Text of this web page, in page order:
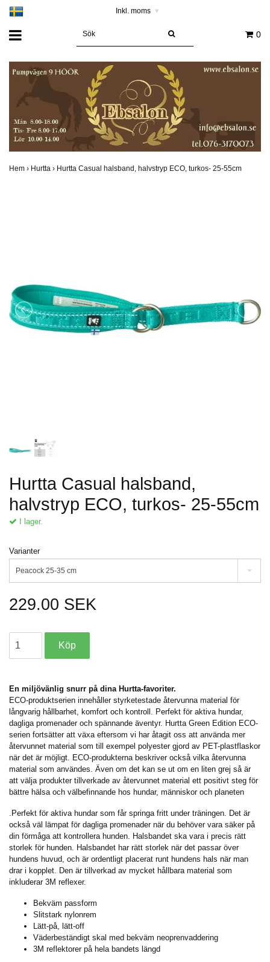
Inkl. moms ▾
0
Hem › Hurtta › Hurtta Casual halsband, halvstryp ECO, turkos- 25-55cm
Hurtta Casual halsband,
halvstryp ECO, turkos- 25-55cm
I lager.
Varianter
Peacock 25-35 cm
229.00 SEK
En miljövänlig snurr på dina Hurtta-favoriter.
ECO-produktserien innehåller styrketestade återvunna material för
långvarig hållbarhet, komfort och kontroll. Perfekt för aktiva hundar,
dagliga promenader och spännande äventyr. Hurtta Green Edition ECO-
serien fortsätter att växa eftersom vi har åtagit oss att använda mer
återvunnet material som till exempel polyester gjord av PET-plastflaskor
när det är möjligt. ECO-produkterna beskriver också vilka återvunna
material som användes. Även om det kan se ut om en liten grej så är
att välja produkter tillverkade av återvunnet material ett positivt steg för
bättre hälsa och välbefinnande hos hundar, människor och planeten
.Perfekt för aktiva hundar som får springa fritt under träningen. Det är
också väl lämpat för dagliga promenader när du behöver vara säker på
din förmåga att kontrollera hunden. Halsbandet ska vara i precis rätt
storlek för hunden. Halsbandet har rätt storlek när det passar över
hundens huvud, och är ordentligt placerat runt hundens hals när man
drar i kopplet. Den är tillverkad av mycket hållbara material som
inkluderar 3M reflexer.
Bekväm passform
Slitstark nylonrem
Lätt-på, lätt-off
Väderbeständigt skal med bekväm neoprenvaddering
3M reflektorer på hela bandets längd